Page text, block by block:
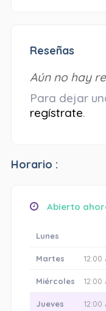
Reseñas
Aún no hay
Para dejar
regístrate.
Horario :
Abierto
Lunes
Martes 12:00
Miércoles 12:00
Jueves 12:00